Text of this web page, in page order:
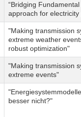
“Bridging
approach for electricity
"Making transmission
extreme weather
robust optimization"
"Making transmission
extreme events"
besser nicht?"